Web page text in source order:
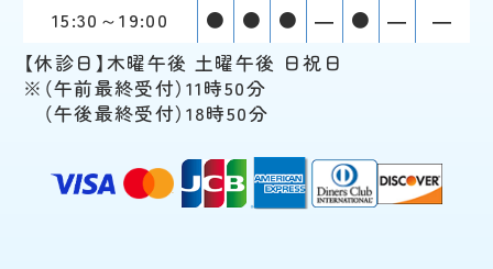
【休診日】木曜午後 土曜午後 日祝日
（午前最終受付）11時50分
（午後最終受付）18時50分
15:30～19:00
● ● ● ― ● ― ―